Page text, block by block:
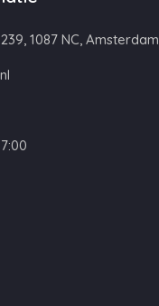
1087 NC, Amsterdam